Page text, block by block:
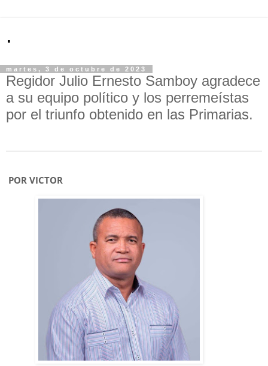
.
martes, 3 de octubre de 2023
Regidor Julio Ernesto Samboy agradece
a su equipo político y los perremeístas
por el triunfo obtenido en las Primarias.
POR VICTOR